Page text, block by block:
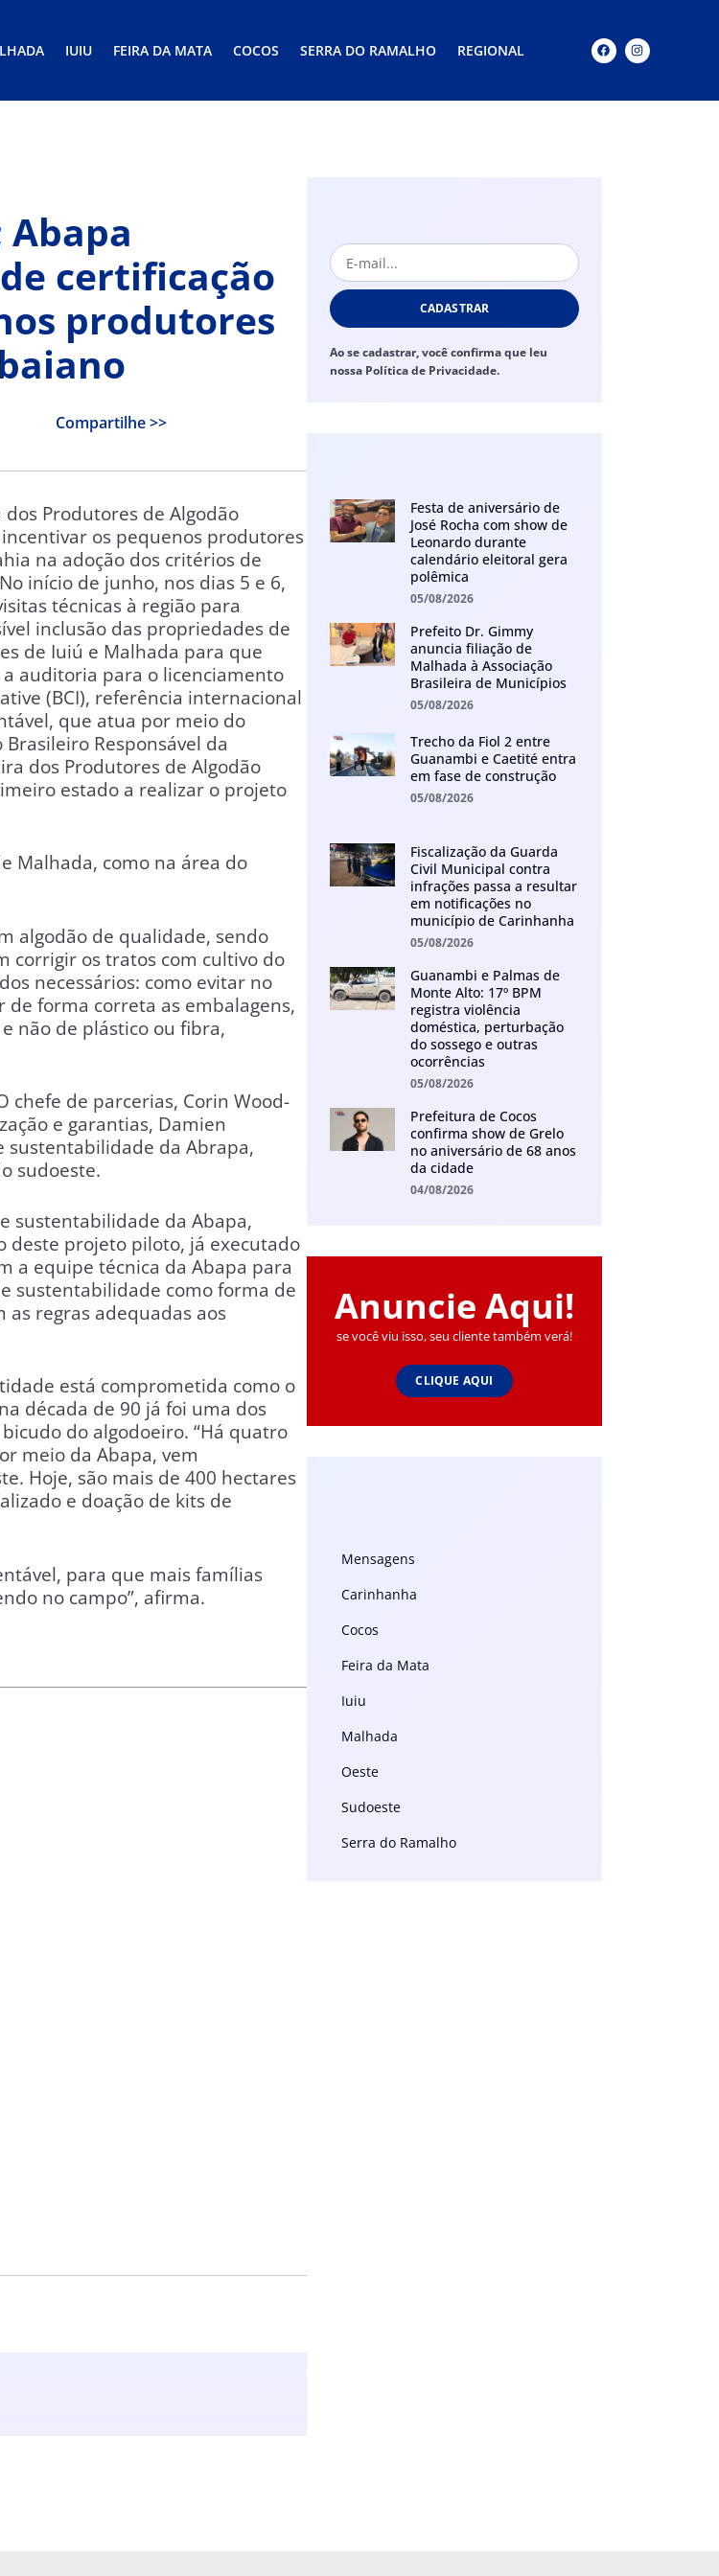
IUIU FEIRA DA MATA COCOS SERRA DO RAMALHO REGIONAL
certificação
produtores
Compartilhe >>
dos Produtores de Algodão
os pequenos produtores
na adoção dos critérios de
início de junho, nos dias 5 e 6,
técnicas à região para
inclusão das propriedades de
de Iuiú e Malhada para que
auditoria para o licenciamento
(BCI), referência internacional
que atua por meio do
Responsável da
dos Produtores de Algodão
estado a realizar o projeto
Malhada, como na área do
algodão de qualidade, sendo
corrigir os tratos com cultivo do
necessários: como evitar no
de forma correta as embalagens,
não de plástico ou fibra,
chefe de parcerias, Corin Wood-
e garantias, Damien
sustentabilidade da Abrapa,
sudoeste.
sustentabilidade da Abapa,
deste projeto piloto, já executado
a equipe técnica da Abapa para
sustentabilidade como forma de
regras adequadas aos
está comprometida como o
década de 90 já foi uma dos
do algodoeiro. “Há quatro
meio da Abapa, vem
Hoje, são mais de 400 hectares
e doação de kits de
para que mais famílias
no campo”, afirma.
CADASTRAR
Ao se cadastrar, você confirma que leu
nossa Política de Privacidade.
Festa de aniversário de
José Rocha com show de
Leonardo durante
calendário eleitoral gera
polêmica
05/08/2026
Prefeito Dr. Gimmy
anuncia filiação de
Malhada à Associação
Brasileira de Municípios
05/08/2026
Trecho da Fiol 2 entre
Guanambi e Caetité entra
em fase de construção
05/08/2026
Fiscalização da Guarda
Civil Municipal contra
infrações passa a resultar
em notificações no
município de Carinhanha
05/08/2026
Guanambi e Palmas de
Monte Alto: 17º BPM
registra violência
doméstica, perturbação
do sossego e outras
ocorrências
05/08/2026
Prefeitura de Cocos
confirma show de Grelo
no aniversário de 68 anos
da cidade
04/08/2026
Anuncie Aqui!
se você viu isso, seu cliente também verá!
CLIQUE AQUI
Mensagens
Carinhanha
Cocos
Feira da Mata
Iuiu
Malhada
Oeste
Sudoeste
Serra do Ramalho